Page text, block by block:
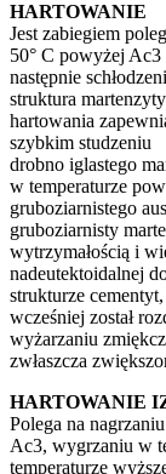
HARTOWANIE
Jest zabiegiem
50° C powyżej
następnie
struktura
hartowania
szybkim studzeniu
drobno iglastego
w temperaturze
gruboziarnistego
gruboziarnisty
wytrzymałością i
nadeutektoidalnej
strukturze
wcześniej został
wyżarzaniu
zwłaszcza
HARTOWANIE
Polega na
Ac3, wygrzaniu w
temperaturze